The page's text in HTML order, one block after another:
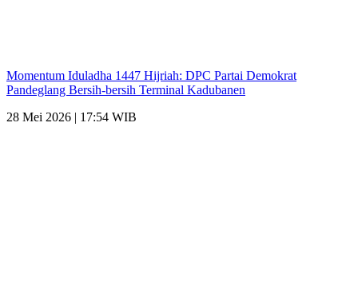
Momentum Iduladha 1447 Hijriah: DPC Partai Demokrat
Pandeglang Bersih-bersih Terminal Kadubanen
28 Mei 2026 | 17:54 WIB